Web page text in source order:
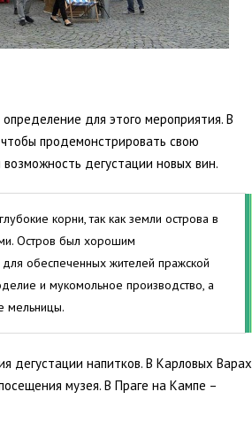
для этого мероприятия. В
продемонстрировать свою
дегустации новых вин.
корни, так как земли острова в
Остров был хорошим
обеспеченных жителей пражской
и мукомольное производство, а
мельницы.
дегустации напитков. В Карловых Варах
музея. В Праге на Кампе –